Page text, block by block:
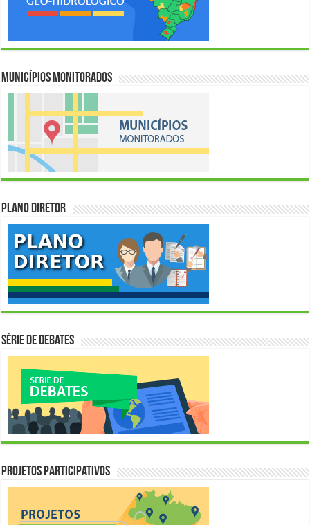
Municípios Monitorados
Plano Diretor
Série de Debates
Projetos Participativos